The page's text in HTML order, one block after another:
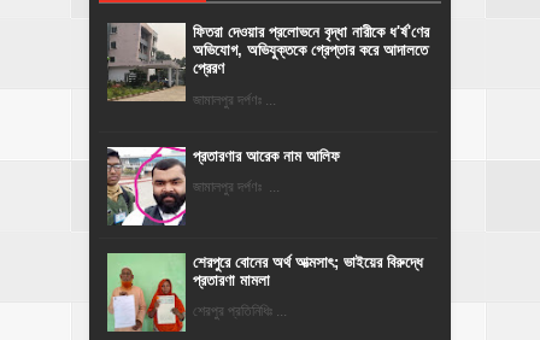
ফিতরা দেওয়ার প্রলোভনে বৃদ্ধা নারীকে ধ'র্ষ'ণের
অভিযোগ, অভিযুক্তকে গ্রেপ্তার করে আদালতে
প্রেরণ
জামালপুর দর্পণঃ ...
প্রতারণার আরেক নাম আলিফ
জামালপুর দর্পণঃ ...
শেরপুরে বোনের অর্থ আত্মসাৎ; ভাইয়ের বিরুদ্ধে
প্রতারণা মামলা
শেরপুর প্রতিনিধিঃ ...